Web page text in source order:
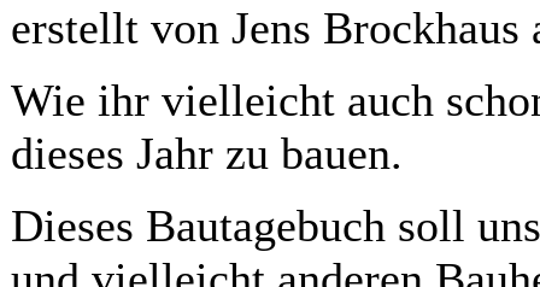
erstellt von Jens Brockhaus
Wie ihr vielleicht auch
dieses Jahr zu bauen.
Dieses Bautagebuch soll